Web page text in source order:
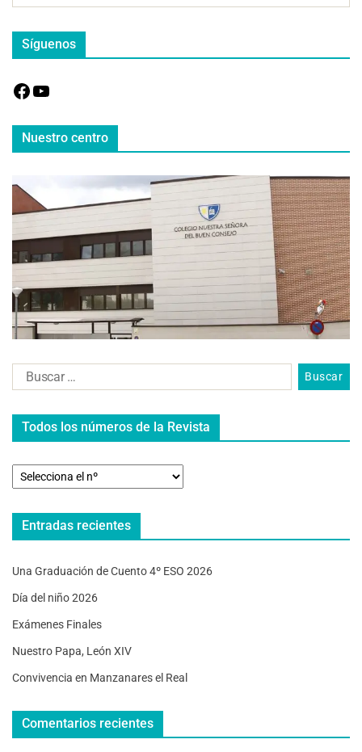
Síguenos
Nuestro centro
Todos los números de la Revista
Entradas recientes
Una Graduación de Cuento 4º ESO 2026
Día del niño 2026
Exámenes Finales
Nuestro Papa, León XIV
Convivencia en Manzanares el Real
Comentarios recientes